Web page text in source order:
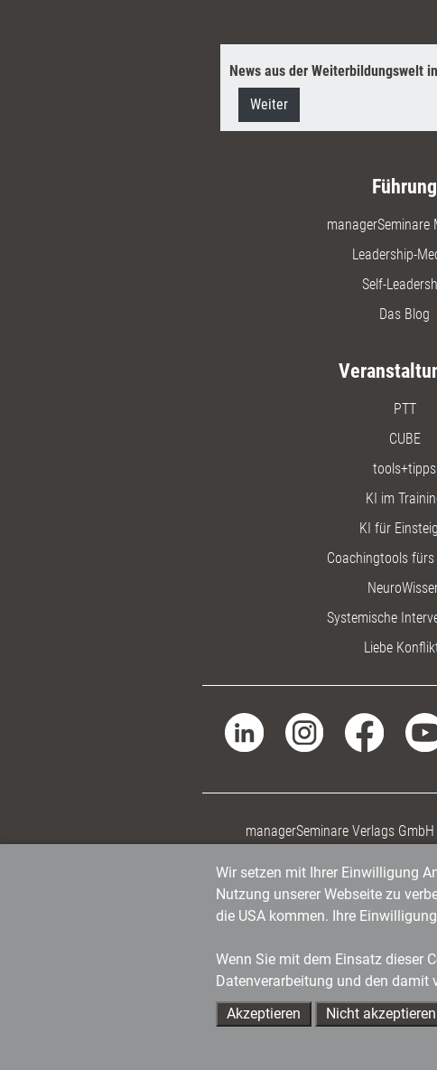
News aus der Weiterbildungswelt
Weiter
Führung
managerSeminare
Leadership-
Self-
Das Blog
PTT
CUBE
tools+tipps
KI im
KI für
Coachingtools fürs
Systemische
Liebe
managerSeminare Verlags GmbH
Wir setzen mit Ihrer Einwilligung
Nutzung unserer Webseite zu
die USA kommen. Ihre
Wenn Sie mit dem Einsatz dieser
Datenverarbeitung und den damit
Akzeptieren
Nicht akzeptieren